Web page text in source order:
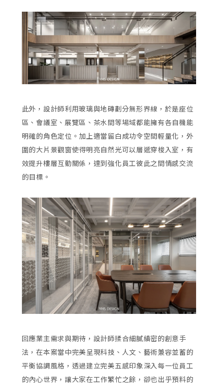
此外，設計師利用玻璃與地磚劃分無形界線，於是座位
區、會議室、展覽區、茶水間等場域都能擁有各自機能
明確的角色定位。加上適當留白成功令空間輕量化，外
圍的大片景觀窗使得明亮自然光可以層遞穿梭入室，有
效提升樓層互動關係，達到強化員工彼此之間情感交流
的目標。
回應業主需求與期待，設計師揉合細膩縝密的創意手
法，在本案當中完美呈現科技、人文、藝術兼容並蓄的
平衡協調風格，透過建立完美五感印象深入每一位員工
的內心世界，讓大家在工作繁忙之餘，卻也出乎預料的